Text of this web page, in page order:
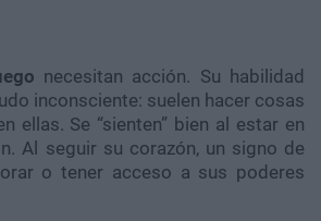
necesitan acción. Su habilidad
inconsciente: suelen hacer cosas
ellas. Se “sienten” bien al estar en
Al seguir su corazón, un signo de
o tener acceso a sus poderes